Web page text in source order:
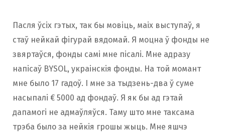
Пасля ўсіх гэтых, так бы мовіць, маіх выступаў, я
стаў нейкай фігурай вядомай. Я моцна ў фонды не
звяртаўся, фонды самі мне пісалі. Мне адразу
напісаў BYSOL, украінскія фонды. На той момант
мне было 17 гадоў. І мне за тыдзень-два ў суме
насыпалі € 5000 ад фондаў. Я як бы ад гэтай
дапамогі не адмаўляўся. Таму што мне таксама
трэба было за нейкія грошы жыць. Мне яшчэ